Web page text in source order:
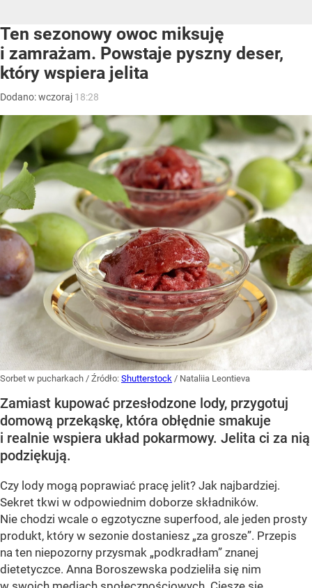
Ten sezonowy owoc miksuję
i zamrażam. Powstaje pyszny deser,
który wspiera jelita
Dodano:wczoraj 18:28
Sorbet w pucharkach / Źródło: Shutterstock / Nataliia Leontieva
Zamiast kupować przesłodzone lody, przygotuj
domową przekąskę, która obłędnie smakuje
i realnie wspiera układ pokarmowy. Jelita ci za nią
podziękują.
Czy lody mogą poprawiać pracę jelit? Jak najbardziej.
Sekret tkwi w odpowiednim doborze składników.
Nie chodzi wcale o egzotyczne superfood, ale jeden prosty
produkt, który w sezonie dostaniesz „za grosze”. Przepis
na ten niepozorny przysmak „podkradłam” znanej
dietetyczce. Anna Boroszewska podzieliła się nim